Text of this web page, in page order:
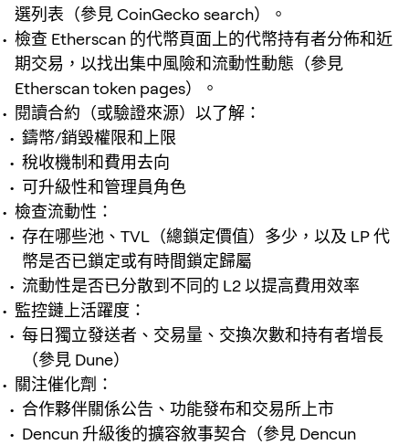
選列表（參見 CoinGecko search）。
檢查 Etherscan 的代幣頁面上的代幣持有者分佈和近
期交易，以找出集中風險和流動性動態（參見
Etherscan token pages）。
閱讀合約（或驗證來源）以了解：
鑄幣/銷毀權限和上限
稅收機制和費用去向
可升級性和管理員角色
檢查流動性：
存在哪些池、TVL（總鎖定價值）多少，以及 LP 代
幣是否已鎖定或有時間鎖定歸屬
流動性是否已分散到不同的 L2 以提高費用效率
監控鏈上活躍度：
每日獨立發送者、交易量、交換次數和持有者增長
（參見 Dune）
關注催化劑：
合作夥伴關係公告、功能發布和交易所上市
Dencun 升級後的擴容敘事契合（參見 Dencun